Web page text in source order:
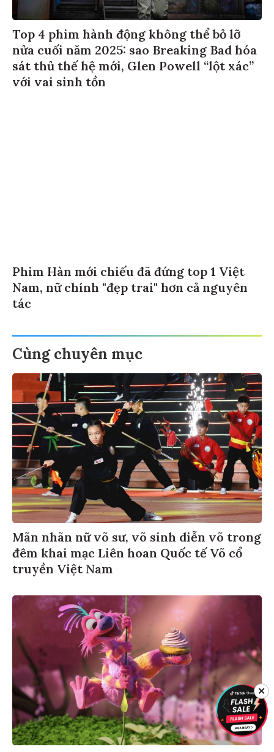
Top 4 phim hành động không thể bỏ lỡ
nửa cuối năm 2025: sao Breaking Bad hóa
sát thủ thế hệ mới, Glen Powell “lột xác”
với vai sinh tồn
Phim Hàn mới chiếu đã đứng top 1 Việt
Nam, nữ chính "đẹp trai" hơn cả nguyên
tác
Cùng chuyên mục
Mãn nhãn nữ võ sư, võ sinh diễn võ trong
đêm khai mạc Liên hoan Quốc tế Võ cổ
truyền Việt Nam
✕